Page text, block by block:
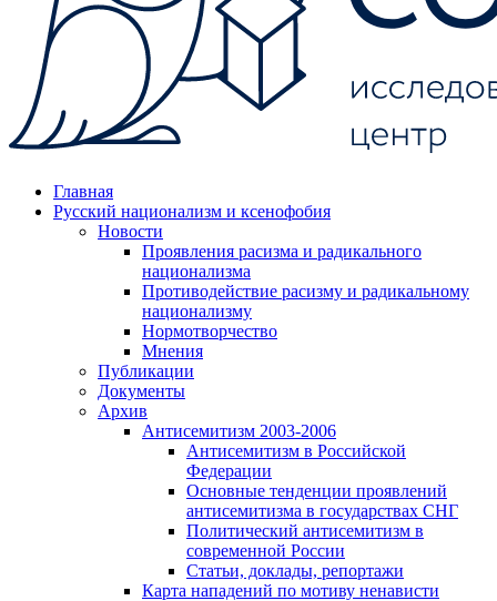
Главная
Русский национализм и ксенофобия
Новости
Проявления расизма и радикального
национализма
Противодействие расизму и радикальному
национализму
Нормотворчество
Мнения
Публикации
Документы
Архив
Антисемитизм 2003-2006
Антисемитизм в Российской
Федерации
Основные тенденции проявлений
антисемитизма в государствах СНГ
Политический антисемитизм в
современной России
Статьи, доклады, репортажи
Карта нападений по мотиву ненависти